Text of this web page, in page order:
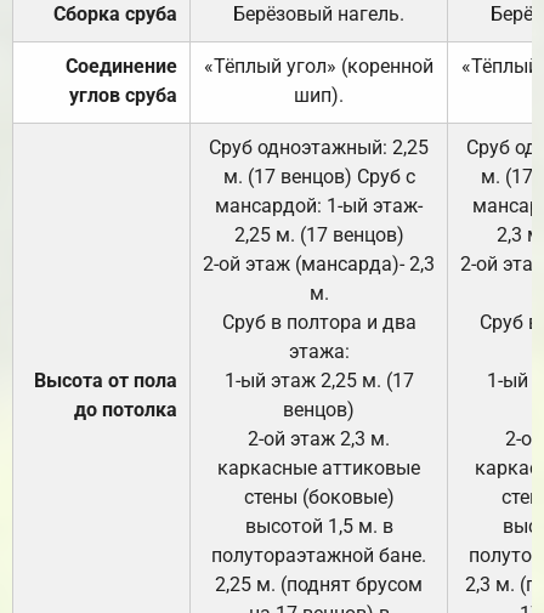
Сборка сруба Берёзовый нагель.
Соединение
углов сруба
«Тёплый угол» (коренной
шип).
«Тёплый
Высота от пола
до потолка
Сруб одноэтажный: 2,25
м. (17 венцов) Сруб с
мансардой: 1-ый этаж-
2,25 м. (17 венцов)
2-ой этаж (мансарда)- 2,3
м.
Сруб в полтора и два
этажа:
1-ый этаж 2,25 м. (17
венцов)
2-ой этаж 2,3 м.
каркасные аттиковые
стены (боковые)
высотой 1,5 м. в
полутораэтажной бане.
2,25 м. (поднят брусом
Сруб
м. (17
2,3
2-ой
Сруб
1-ый
2-
2,3 м.